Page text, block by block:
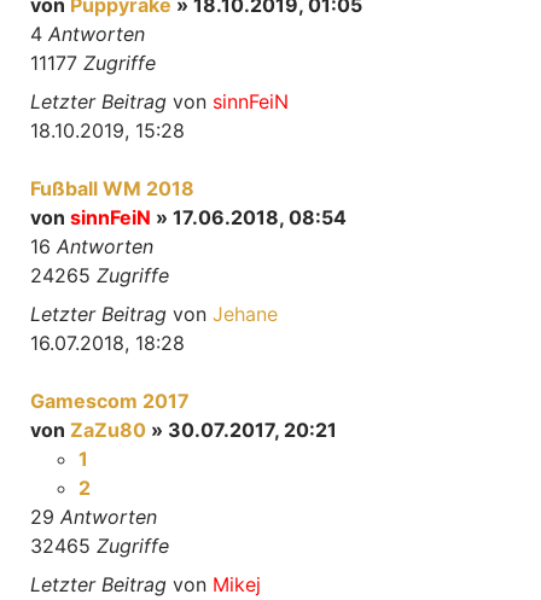
von Puppyrake » 18.10.2019, 01:05
4 Antworten
11177 Zugriffe
Letzter Beitrag von sinnFeiN
18.10.2019, 15:28
Fußball WM 2018
von sinnFeiN » 17.06.2018, 08:54
16 Antworten
24265 Zugriffe
Letzter Beitrag von Jehane
16.07.2018, 18:28
Gamescom 2017
von ZaZu80 » 30.07.2017, 20:21
1
2
29 Antworten
32465 Zugriffe
Letzter Beitrag von Mikej